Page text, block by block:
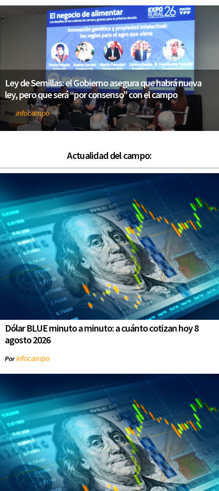
Ley de Semillas: el Gobierno asegura que habrá nueva
ley, pero que será “por consenso” con el campo
Por infocampo
Actualidad del campo:
Dólar BLUE minuto a minuto: a cuánto cotizan hoy 8
agosto 2026
Porinfocampo